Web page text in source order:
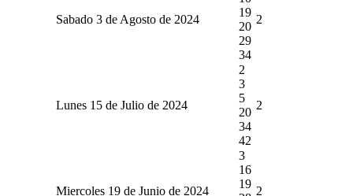
Sabado 3 de Agosto de 2024
19
20
29
34
2
Lunes 15 de Julio de 2024
2
3
5
20
34
42
2
Miercoles 19 de Junio de 2024
3
16
19
2